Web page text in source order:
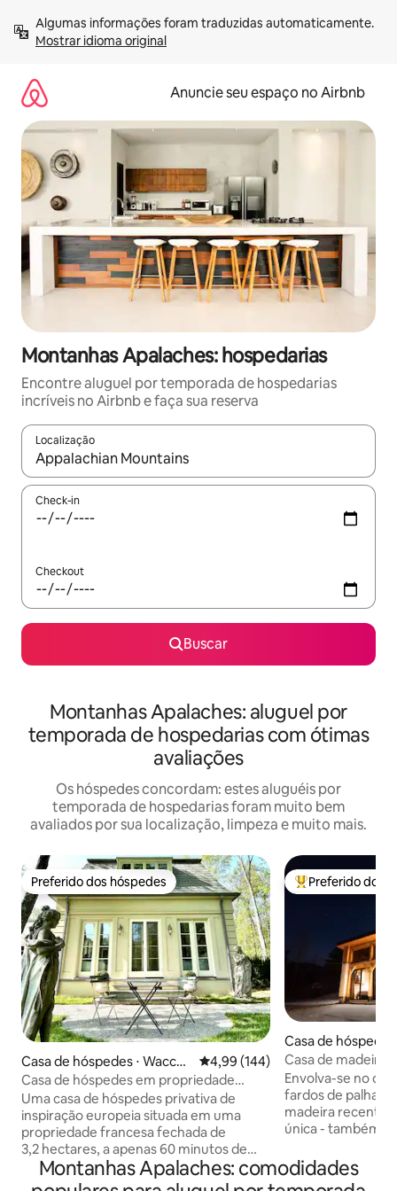
para
Mostrar idioma original
Anuncie seu espaço no Airbnb
Montanhas Apalaches: hospedarias
Encontre aluguel por temporada de hospedarias
incríveis no Airbnb e faça sua reserva
Localização
Quando os resultados estiverem disponíveis, explore-os
Check-in
Checkout
Buscar
Montanhas Apalaches: aluguel por
temporada de hospedarias com ótimas
avaliações
Os hóspedes concordam: estes aluguéis por
temporada de hospedarias foram muito bem
avaliados por sua localização, limpeza e muito mais.
Preferido dos hóspedes
Preferido dos hóspedes
Casa de hóspedes ⋅ Waccab
uc
4,99 de uma avaliação média de
4,99 (144)
Casa de hóspedes em propriedade
francesa em lago privativo
Uma casa de hóspedes privativa de
inspiração europeia situada em uma
propriedade francesa fechada de
3,2 hectares, a apenas 60 minutos de
Nova York. Rodeado por jardins bem
cuidados, estátuas do século XVIII e um
Entre os
Preferido dos
Casa de
Casa de madeira
Hill
Envolva-se no
fardos de palha
madeira
única - também
homenagem à
damos as boas-
Montanhas Apalaches: comodidades